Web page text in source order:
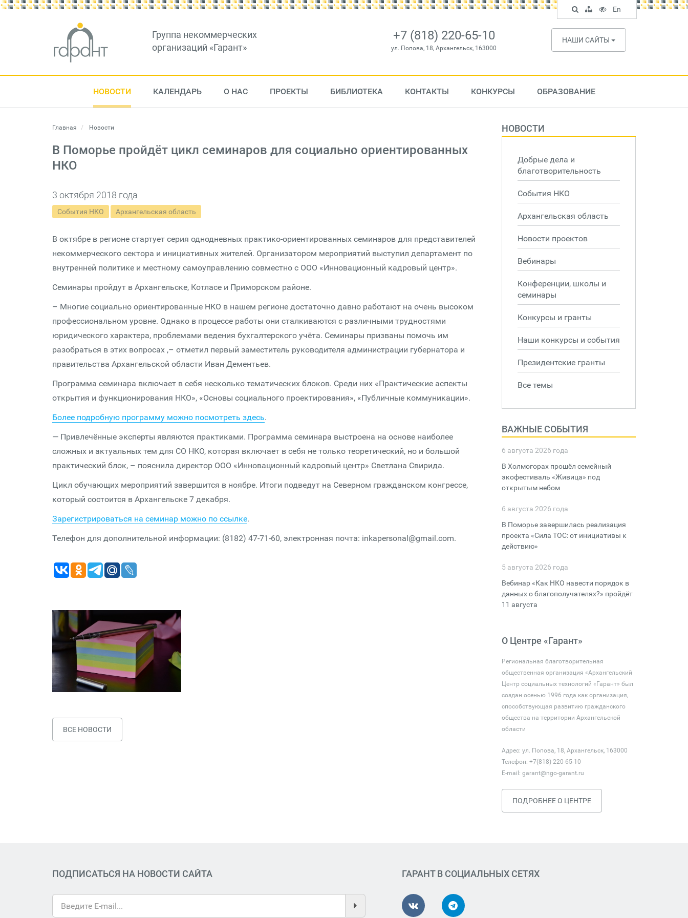
Группа некоммерческих
организаций «Гарант»
+7 (818) 220-65-10
ул. Попова, 18, Архангельск, 163000
НАШИ САЙТЫ
НОВОСТИ КАЛЕНДАРЬ О НАС ПРОЕКТЫ БИБЛИОТЕКА КОНТАКТЫ КОНКУРСЫ ОБРАЗОВАНИЕ
Главная Новости
В Поморье пройдёт цикл семинаров для социально ориентированных
НКО
3 октября 2018 года
События НКО Архангельская область
В октябре в регионе стартует серия однодневных практико-ориентированных семинаров для представителей
некоммерческого сектора и инициативных жителей. Организатором мероприятий выступил департамент по
внутренней политике и местному самоуправлению совместно с ООО «Инновационный кадровый центр».
Семинары пройдут в Архангельске, Котласе и Приморском районе.
– Многие социально ориентированные НКО в нашем регионе достаточно давно работают на очень высоком
профессиональном уровне. Однако в процессе работы они сталкиваются с различными трудностями
юридического характера, проблемами ведения бухгалтерского учёта. Семинары призваны помочь им
разобраться в этих вопросах ,– отметил первый заместитель руководителя администрации губернатора и
правительства Архангельской области Иван Дементьев.
Программа семинара включает в себя несколько тематических блоков. Среди них «Практические аспекты
открытия и функционирования НКО», «Основы социального проектирования», «Публичные коммуникации».
Более подробную программу можно посмотреть здесь.
— Привлечённые эксперты являются практиками. Программа семинара выстроена на основе наиболее
сложных и актуальных тем для СО НКО, которая включает в себя не только теоретический, но и большой
практический блок, – пояснила директор ООО «Инновационный кадровый центр» Светлана Свирида.
Цикл обучающих мероприятий завершится в ноябре. Итоги подведут на Северном гражданском конгрессе,
который состоится в Архангельске 7 декабря.
Зарегистрироваться на семинар можно по ссылке.
Телефон для дополнительной информации: (8182) 47-71-60, электронная почта: inkapersonal@gmail.com.
ВСЕ НОВОСТИ
НОВОСТИ
Добрые дела и
благотворительность
События НКО
Архангельская область
Новости проектов
Вебинары
Конференции, школы и
семинары
Конкурсы и гранты
Наши конкурсы и события
Президентские гранты
Все темы
ВАЖНЫЕ СОБЫТИЯ
6 августа 2026 года
В Холмогорах прошёл семейный
экофестиваль «Живица» под
открытым небом
6 августа 2026 года
В Поморье завершилась реализация
проекта «Сила ТОС: от инициативы к
действию»
5 августа 2026 года
Вебинар «Как НКО навести порядок в
данных о благополучателях?» пройдёт
11 августа
О Центре «Гарант»
Региональная благотворительная
общественная организация «Архангельский
Центр социальных технологий «Гарант» был
создан осенью 1996 года как организация,
способствующая развитию гражданского
общества на территории Архангельской
области
Адрес: ул. Попова, 18, Архангельск, 163000
Телефон: +7(818) 220-65-10
E-mail: garant@ngo-garant.ru
ПОДРОБНЕЕ О ЦЕНТРЕ
ПОДПИСАТЬСЯ НА НОВОСТИ САЙТА ГАРАНТ В СОЦИАЛЬНЫХ СЕТЯХ
Поиск
по
сайту
Карта
сайта
Версия
для
слабовидящих
En
English